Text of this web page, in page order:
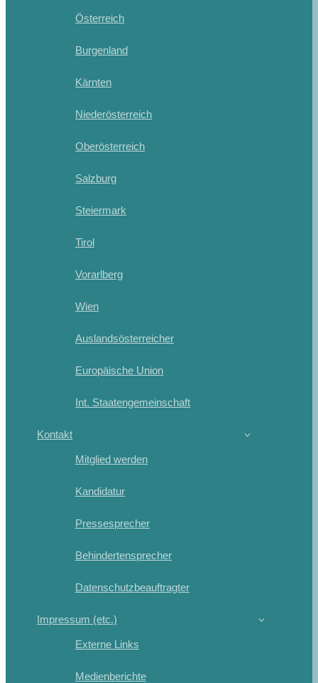
Österreich
Burgenland
Kärnten
Niederösterreich
Oberösterreich
Salzburg
Steiermark
Tirol
Vorarlberg
Wien
Auslandsösterreicher
Europäische Union
Int. Staatengemeinschaft
Kontakt
Mitglied werden
Kandidatur
Pressesprecher
Behindertensprecher
Datenschutzbeauftragter
Impressum (etc.)
Externe Links
Medienberichte